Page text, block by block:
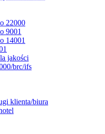
22000
9001
14001
jakości
brc/ifs
klienta/biura